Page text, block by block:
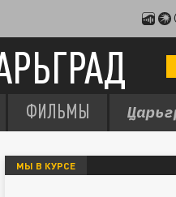
ФИЛЬМЫ
МЫ В КУРСЕ